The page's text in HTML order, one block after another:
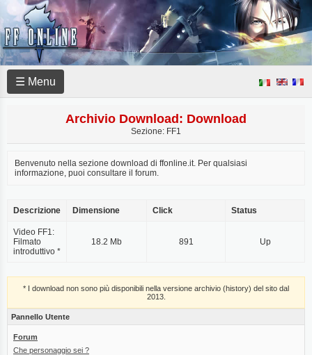
☰ Menu
Archivio Download: Download
Sezione: FF1
Benvenuto nella sezione download di ffonline.it. Per qualsiasi
informazione, puoi consultare il forum.
Descrizione Dimensione Click Status
Video FF1:
Filmato
introduttivo *
18.2 Mb 891 Up
* I download non sono più disponibili nella versione archivio (history) del sito dal
2013.
Pannello Utente
Forum
Che personaggio sei ?